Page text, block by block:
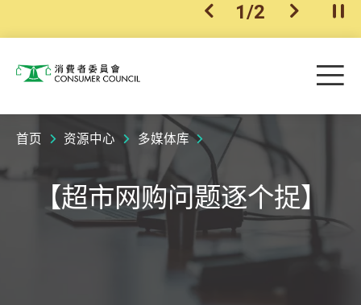
上一个
1/2 下一个开
消费者委员会 目
首页 资源中心 多媒体库
【超市网购问题逐个捉】